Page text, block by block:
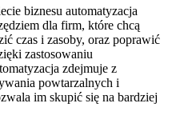
biznesu automatyzacja
dla firm, które chcą
czas i zasoby, oraz poprawić
zastosowaniu
zdejmuje z
powtarzalnych i
im skupić się na bardziej